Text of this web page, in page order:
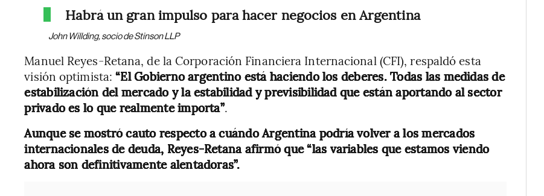
Habrá un gran impulso para hacer negocios en Argentina
John Willding, socio de Stinson LLP
Manuel Reyes-Retana, de la Corporación Financiera Internacional (CFI), respaldó esta
visión optimista:“El Gobierno argentino está haciendo los deberes. Todas las medidas de
estabilización del mercado y la estabilidad y previsibilidad que están aportando al sector
privado es lo que realmente importa”.
Aunque se mostró cauto respecto a cuándo Argentina podría volver a los mercados
internacionales de deuda, Reyes-Retana afirmó que “las variables que estamos viendo
ahora son definitivamente alentadoras”.